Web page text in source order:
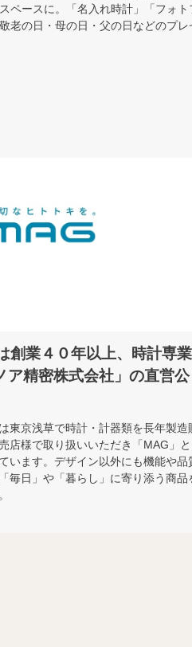
ペースに。「名入れ時計」「フォ
老の日・母の日・父の日などのプ
創業４０年以上、時計専業
ア精密株式会社」の直営公
は東京浅草で時計・計器類を長年製造
店様で取り扱いいただき「MAG」と
います。デザイン以外にも機能や品
毎日」や「暮らし」に寄り添う商品